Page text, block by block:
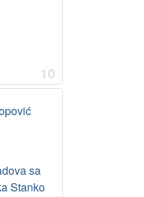
10
sa
Stanko